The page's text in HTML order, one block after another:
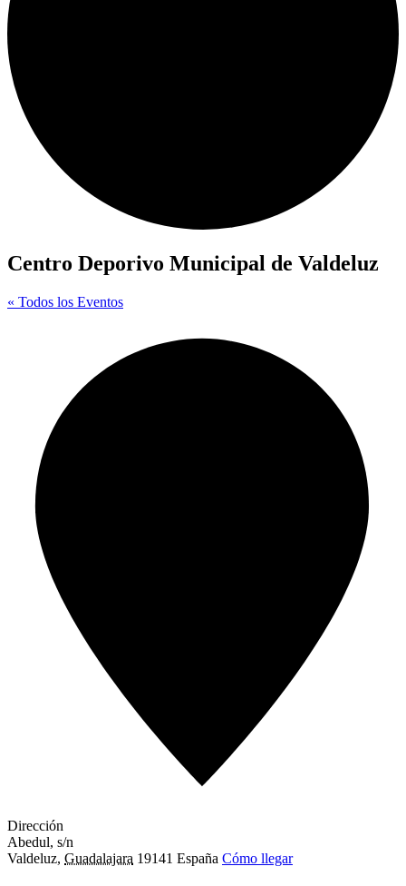
Centro Deporivo Municipal de Valdeluz
« Todos los Eventos
Dirección
Abedul, s/n
Valdeluz, Guadalajara 19141 España Cómo llegar